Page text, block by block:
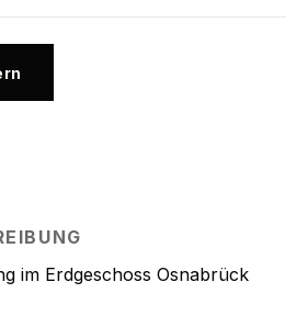
im Erdgeschoss Osnabrück